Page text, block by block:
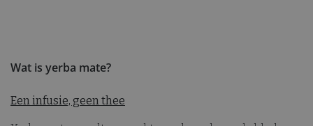
Wat is yerba mate?
Een infusie, geen thee